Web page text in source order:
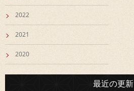
2022
2021
2020
最近の更新